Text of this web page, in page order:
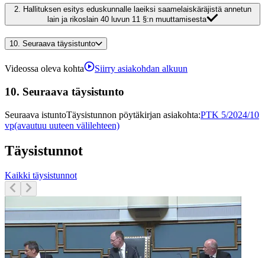
2.
Hallituksen esitys eduskunnalle laeiksi saamelaiskäräjistä annetun
lain ja rikoslain 40 luvun 11 §:n muuttamisesta
10. Seuraava täysistunto
Videossa oleva kohta Siirry asiakohdan alkuun
10. Seuraava täysistunto
Seuraava istuntoTäysistunnon pöytäkirjan asiakohta:PTK 5/2024/10
vp(avautuu uuteen välilehteen)
Täysistunnot
Kaikki täysistunnot